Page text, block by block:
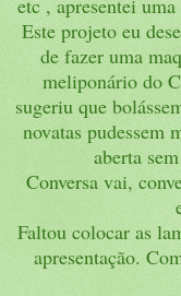
Este projeto eu
de fazer uma
meliponário do
sugeriu que
novatas pudessem
aberta
Conversa vai,
Faltou colocar as
apresentação.